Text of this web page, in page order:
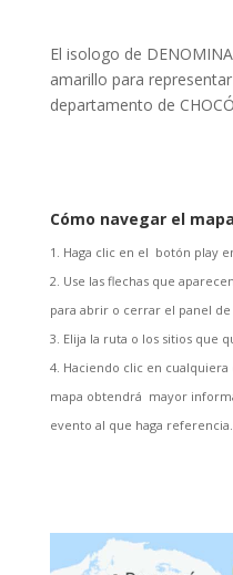
El isologo de
amarillo para
departamento de
Cómo navegar el
Haga clic en el botón play
Use las flechas que
para abrir o cerrar el panel
Elija la ruta o los sitios que
Haciendo clic en
mapa obtendrá mayor
evento al que haga referencia.